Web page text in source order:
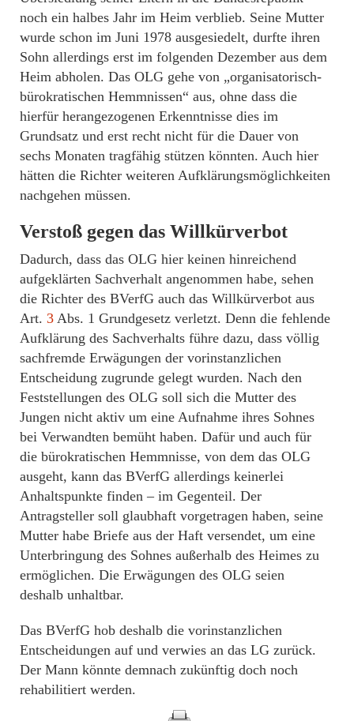
noch ein halbes Jahr im Heim verblieb. Seine Mutter
wurde schon im Juni 1978 ausgesiedelt, durfte ihren
Sohn allerdings erst im folgenden Dezember aus dem
Heim abholen. Das OLG gehe von „organisatorisch-
bürokratischen Hemmnissen“ aus, ohne dass die
hierfür herangezogenen Erkenntnisse dies im
Grundsatz und erst recht nicht für die Dauer von
sechs Monaten tragfähig stützen könnten. Auch hier
hätten die Richter weiteren Aufklärungsmöglichkeiten
nachgehen müssen.
Verstoß gegen das Willkürverbot
Dadurch, dass das OLG hier keinen hinreichend
aufgeklärten Sachverhalt angenommen habe, sehen
die Richter des BVerfG auch das Willkürverbot aus
Art. 3 Abs. 1 Grundgesetz verletzt. Denn die fehlende
Aufklärung des Sachverhalts führe dazu, dass völlig
sachfremde Erwägungen der vorinstanzlichen
Entscheidung zugrunde gelegt wurden. Nach den
Feststellungen des OLG soll sich die Mutter des
Jungen nicht aktiv um eine Aufnahme ihres Sohnes
bei Verwandten bemüht haben. Dafür und auch für
die bürokratischen Hemmnisse, von dem das OLG
ausgeht, kann das BVerfG allerdings keinerlei
Anhaltspunkte finden – im Gegenteil. Der
Antragsteller soll glaubhaft vorgetragen haben, seine
Mutter habe Briefe aus der Haft versendet, um eine
Unterbringung des Sohnes außerhalb des Heimes zu
ermöglichen. Die Erwägungen des OLG seien
deshalb unhaltbar.
Das BVerfG hob deshalb die vorinstanzlichen
Entscheidungen auf und verwies an das LG zurück.
Der Mann könnte demnach zukünftig doch noch
rehabilitiert werden.